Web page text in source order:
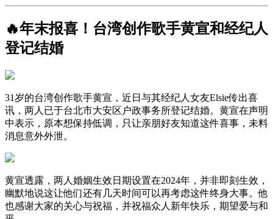
🔥年末报喜！台湾创作歌手黄宣和经纪人
登记结婚
31岁的台湾创作歌手黄宣，近日与其经纪人女友Elsie传出喜
讯，两人已于台北市大安区户政事务所登记结婚。黄宣在声明
中表示，原本想保持低调，只让亲朋好友知道这件喜事，未料
消息意外外泄。
黄宣透露，两人婚姻生效日期设置在2024年，并非即刻生效，
幽默地说这让他们还有几天时间可以再考虑这件终身大事。他
也感谢大家的关心与祝福，并祝福众人新年快乐，期望爱与和